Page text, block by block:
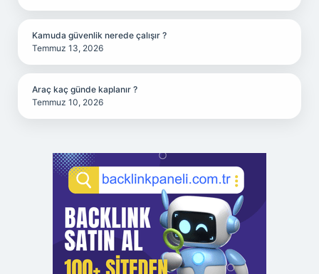
Kamuda güvenlik nerede çalışır ?
Temmuz 13, 2026
Araç kaç günde kaplanır ?
Temmuz 10, 2026